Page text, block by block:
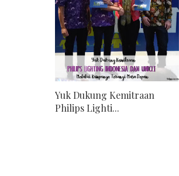
Yuk Dukung Kemitraan
Philips Lighti...